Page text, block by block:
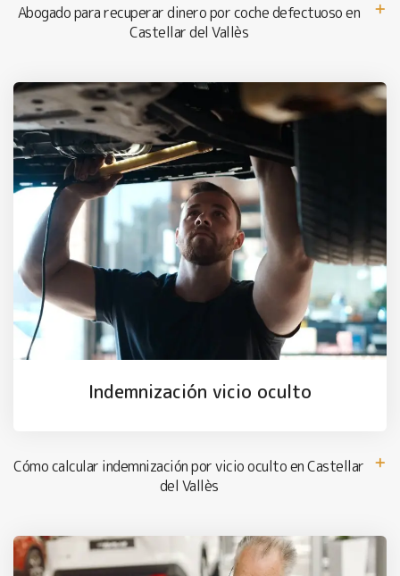
Abogado para recuperar dinero por coche defectuoso en
Castellar del Vallès
Indemnización vicio oculto
Cómo calcular indemnización por vicio oculto en Castellar
del Vallès